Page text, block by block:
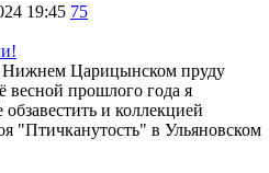
19:45 75
Нижнем Царицынском пруду
прошлого года я
и коллекцией
"Птичканутость" в Ульяновском